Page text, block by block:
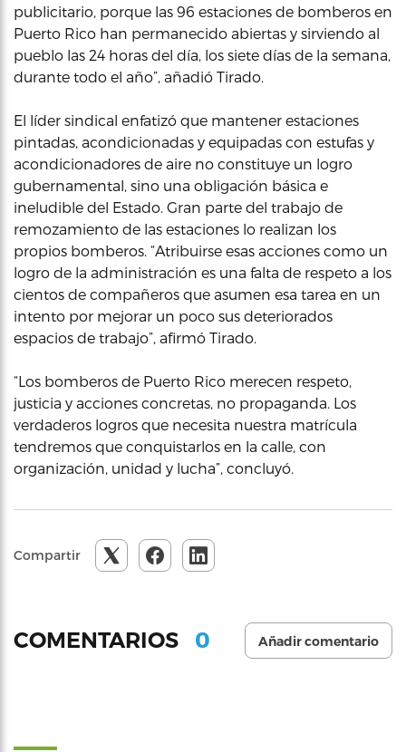
publicitario, porque las 96 estaciones de bomberos en
Puerto Rico han permanecido abiertas y sirviendo al
pueblo las 24 horas del día, los siete días de la semana,
durante todo el año”, añadió Tirado.
El líder sindical enfatizó que mantener estaciones
pintadas, acondicionadas y equipadas con estufas y
acondicionadores de aire no constituye un logro
gubernamental, sino una obligación básica e
ineludible del Estado. Gran parte del trabajo de
remozamiento de las estaciones lo realizan los
propios bomberos. “Atribuirse esas acciones como un
logro de la administración es una falta de respeto a los
cientos de compañeros que asumen esa tarea en un
intento por mejorar un poco sus deteriorados
espacios de trabajo”, afirmó Tirado.
“Los bomberos de Puerto Rico merecen respeto,
justicia y acciones concretas, no propaganda. Los
verdaderos logros que necesita nuestra matrícula
tendremos que conquistarlos en la calle, con
organización, unidad y lucha”, concluyó.
Compartir
COMENTARIOS 0 Añadir comentario